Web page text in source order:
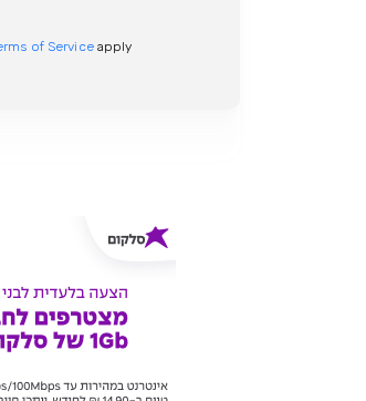
of Serviceapply.